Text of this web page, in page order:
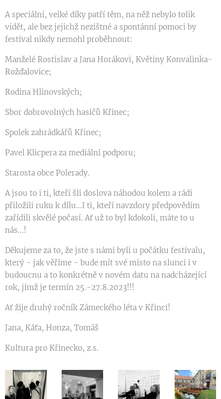
A speciální, velké díky patří těm, na něž nebylo tolik
vidět, ale bez jejichž nezištné a spontánní pomoci by
festival nikdy nemohl proběhnout:
Manželé Rostislav a Jana Horákovi, Květiny Konvalinka-
Rožďalovice;
Rodina Hlinovských;
Sbor dobrovolných hasičů Křinec;
Spolek zahrádkářů Křinec;
Pavel Klicpera za mediální podporu;
Starosta obce Polerady.
A jsou to i ti, kteří šli doslova náhodou kolem a rádi
přiložili ruku k dílu...I ti, kteří navzdory předpovědím
zařídili skvělé počasí. Ať už to byl kdokoli, máte to u
nás...!
Děkujeme za to, že jste s námi byli u počátku festivalu,
který - jak věříme - bude mít své místo na slunci i v
budoucnu a to konkrétně v novém datu na nadcházející
rok, jímž je termín 25.-27.8.2023!!!
Ať žije druhý ročník Zámeckého léta v Křinci!
Jana, Káťa, Honza, Tomáš
Kultura pro Křinecko, z.s.